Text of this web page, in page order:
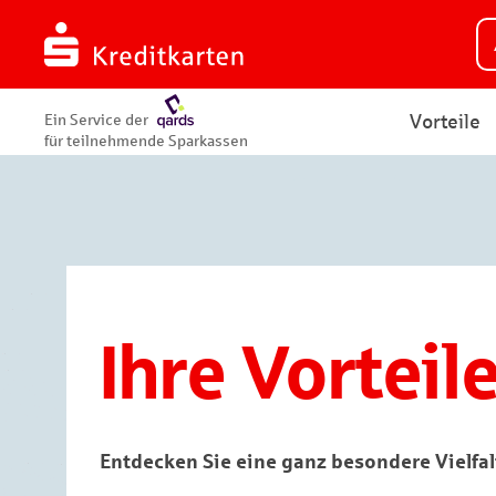
Ein Service der
für teilnehmende Sparkassen
Vorteile
Ihre
Entdecken Sie eine ganz besondere